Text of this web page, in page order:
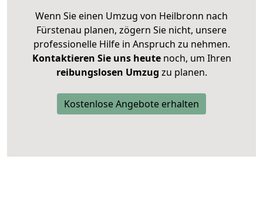
Wenn Sie einen Umzug von Heilbronn nach
Fürstenau planen, zögern Sie nicht, unsere
professionelle Hilfe in Anspruch zu nehmen.
Kontaktieren Sie uns heutenoch, um Ihren
reibungslosen Umzug zu planen.
Kostenlose Angebote erhalten